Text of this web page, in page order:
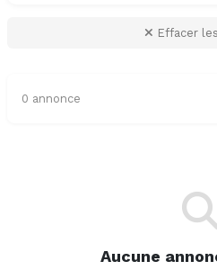
Effacer
0 annonce
Aucune